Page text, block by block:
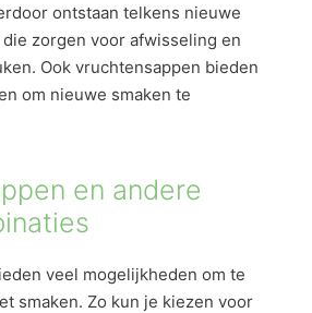
ontstaan telkens nieuwe
zorgen voor afwisseling en
Ook vruchtensappen bieden
om nieuwe smaken te
en andere
veel mogelijkheden om te
smaken. Zo kun je kiezen voor